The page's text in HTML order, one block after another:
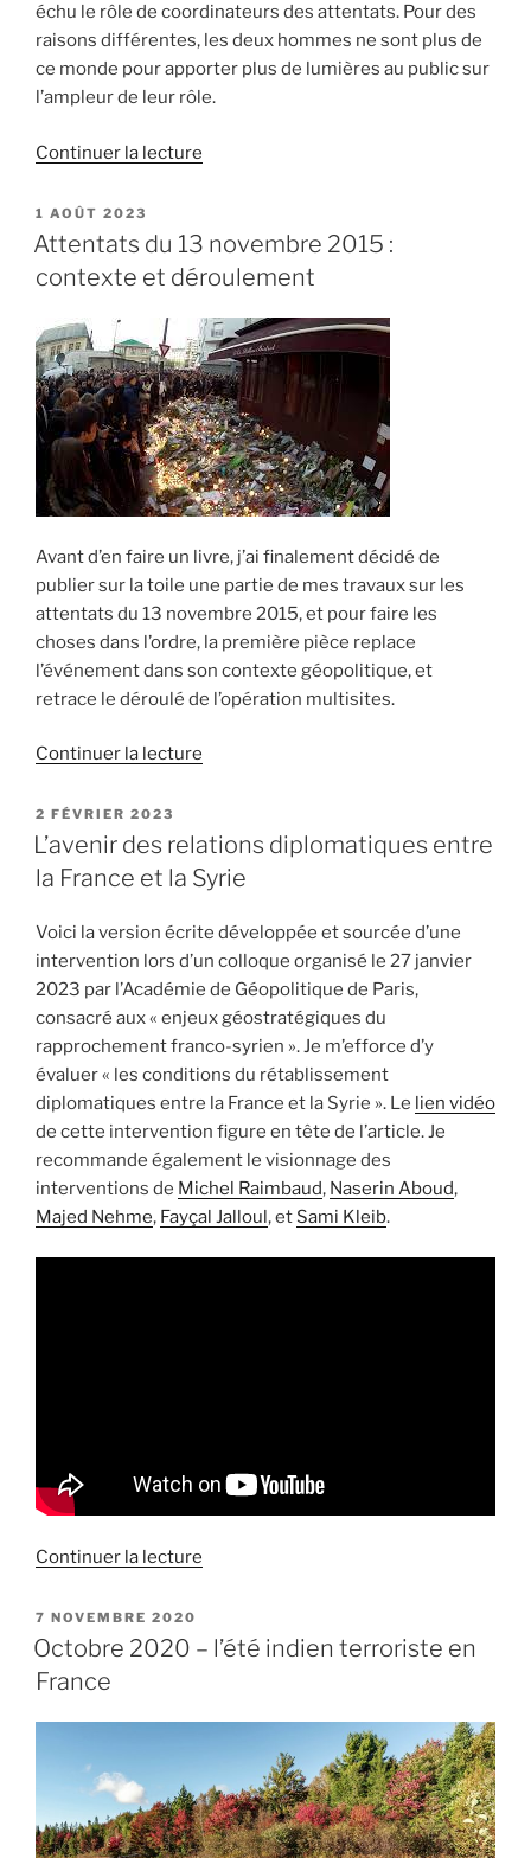
échu le rôle de coordinateurs des attentats. Pour des
raisons différentes, les deux hommes ne sont plus de
ce monde pour apporter plus de lumières au public sur
l’ampleur de leur rôle.
Continuer la lecture
Belkaid
les
coordinateurs
du
13
novembre »
PUBLIÉ
LE
1 AOÛT 2023
Attentats du 13 novembre 2015 :
contexte et déroulement
Avant d’en faire un livre, j’ai finalement décidé de
publier sur la toile une partie de mes travaux sur les
attentats du 13 novembre 2015, et pour faire les
choses dans l’ordre, la première pièce replace
l’événement dans son contexte géopolitique, et
retrace le déroulé de l’opération multisites.
Continuer la lecture
13
novembre
2015
contexte
et
déroulement »
PUBLIÉ
LE
2 FÉVRIER 2023
L’avenir des relations diplomatiques entre
la France et la Syrie
Voici la version écrite développée et sourcée d’une
intervention lors d’un colloque organisé le 27 janvier
2023 par l’Académie de Géopolitique de Paris,
consacré aux « enjeux géostratégiques du
rapprochement franco-syrien ». Je m’efforce d’y
évaluer « les conditions du rétablissement
diplomatiques entre la France et la Syrie ». Le lien vidéo
de cette intervention figure en tête de l’article. Je
recommande également le visionnage des
interventions de Michel Raimbaud, Naserin Aboud,
Majed Nehme, Fayçal Jalloul, et Sami Kleib.
Continuer la lecture
relations
la
et
la
Syrie »
PUBLIÉ
LE
7 NOVEMBRE 2020
Octobre 2020 – l’été indien terroriste en
France